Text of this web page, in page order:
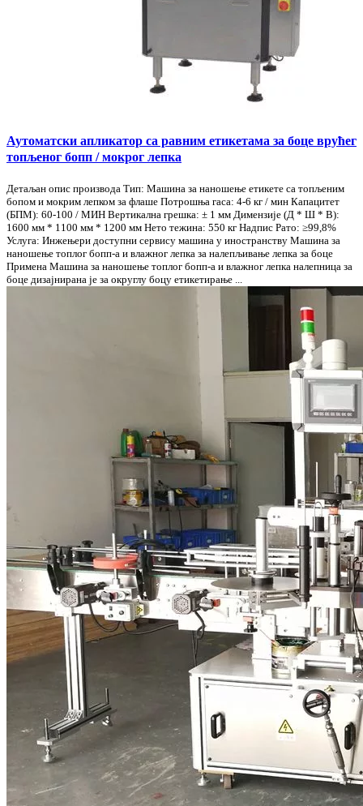
Аутоматски апликатор са равним етикетама за боце врућег
топљеног бопп / мокрог лепка
Детаљан опис производа Тип: Машина за наношење етикете са топљеним
бопом и мокрим лепком за флаше Потрошња гаса: 4-6 кг / мин Капацитет
(БПМ): 60-100 / МИН Вертикална грешка: ± 1 мм Димензије (Д * Ш * В):
1600 мм * 1100 мм * 1200 мм Нето тежина: 550 кг Надпис Рато: ≥99,8%
Услуга: Инжењери доступни сервису машина у иностранству Машина за
наношење топлог бопп-а и влажног лепка за налепљивање лепка за боце
Примена Машина за наношење топлог бопп-а и влажног лепка налепница за
боце дизајнирана је за округлу боцу етикетирање ...